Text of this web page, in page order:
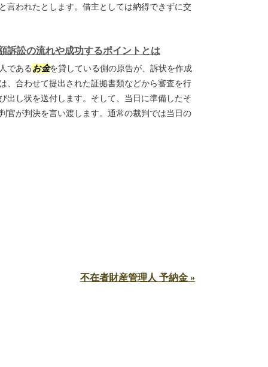
言われたとします。借主としては納得できずに交
訴訟の流れや成功するポイントとは
であるお金を貸している側の原告が、訴状を作成
、合わせて提出された証拠書類などから審査を行
出し状を送付します。そして、当日に準備したそ
官が判決を言い渡します。通常の裁判では当日の
不在者財産管理人 予納金 »